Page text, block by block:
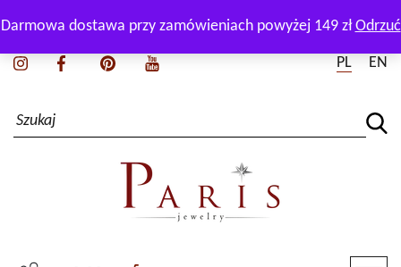
PL EN
Zadzwoń i zapytaj naszego doradcę:+48 511 165 550
Darmowa dostawa przy zamówieniach powyżej 149 złOdrzuć